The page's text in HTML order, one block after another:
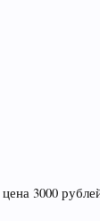
цена 3000